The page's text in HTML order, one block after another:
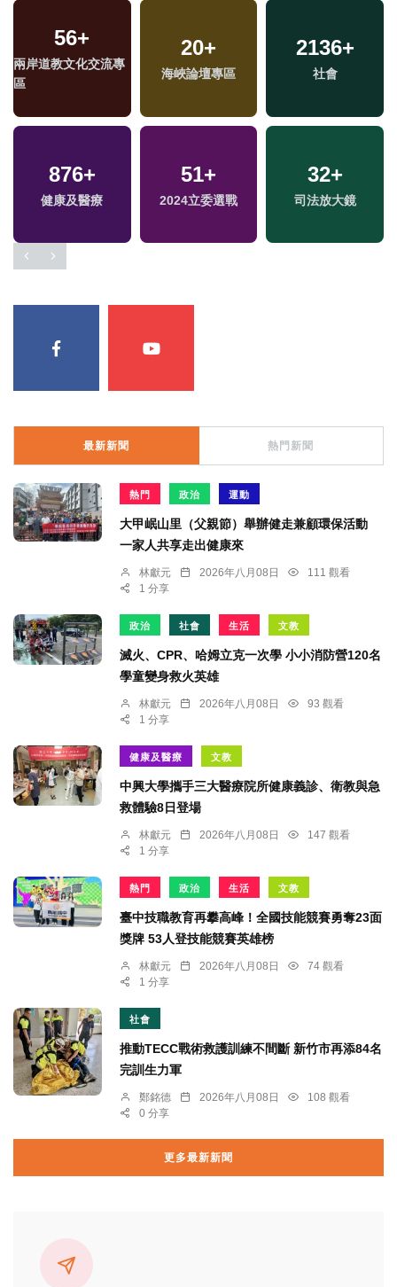
56+
兩岸道教文化交流專
區
20+
海峽論壇專區
2136+
社會
876+
健康及醫療
51+
2024立委選戰
32+
司法放大鏡
最新新聞 熱門新聞
熱門 政治 運動
大甲岷山里（父親節）舉辦健走兼顧環保活動
一家人共享走出健康來
林獻元 2026年八月08日
111 觀看
1 分享
政治 社會 生活 文教
滅火、CPR、哈姆立克一次學 小小消防營120名
學童變身救火英雄
林獻元 2026年八月08日
93 觀看
1 分享
健康及醫療 文教
中興大學攜手三大醫療院所健康義診、衛教與急
救體驗8日登場
林獻元 2026年八月08日
147 觀看
1 分享
熱門 政治 生活 文教
臺中技職教育再攀高峰！全國技能競賽勇奪23面
獎牌 53人登技能競賽英雄榜
林獻元 2026年八月08日
74 觀看
1 分享
社會
推動TECC戰術救護訓練不間斷 新竹市再添84名
完訓生力軍
鄭銘德 2026年八月08日
108 觀看
0 分享
更多最新新聞